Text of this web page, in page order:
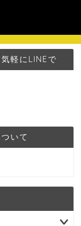
軽にLINEで
いて